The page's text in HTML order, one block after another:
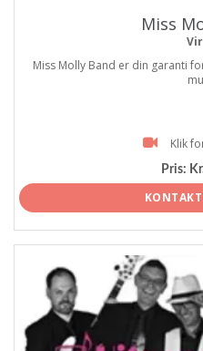
Miss
Miss Molly Band er din garanti
Klik
Pris: